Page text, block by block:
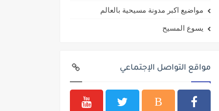
مواضيع اكبر مدونة مسيحية بالعالم
يسوع المسيح
مواقع التواصل الإجتماعي